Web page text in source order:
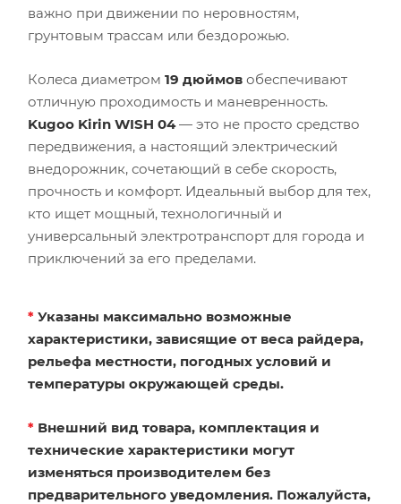
важно при движении по неровностям,
грунтовым трассам или бездорожью.
Колеса диаметром 19 дюймов обеспечивают
отличную проходимость и маневренность.
Kugoo Kirin WISH 04— это не просто средство
передвижения, а настоящий электрический
внедорожник, сочетающий в себе скорость,
прочность и комфорт. Идеальный выбор для тех,
кто ищет мощный, технологичный и
универсальный электротранспорт для города и
приключений за его пределами.
* Указаны максимально возможные
характеристики, зависящие от веса райдера,
рельефа местности, погодных условий и
температуры окружающей среды.
* Внешний вид товара, комплектация и
технические характеристики могут
изменяться производителем без
предварительного уведомления. Пожалуйста,